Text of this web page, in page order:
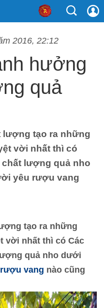
2016, 22:12
hưởng
quả
lượng tạo ra những
vời nhất thì có
chất lượng quả nho
yêu rượu vang
tạo ra những
vời nhất thì có Các
quả nho dưới
rượu vang nào cũng